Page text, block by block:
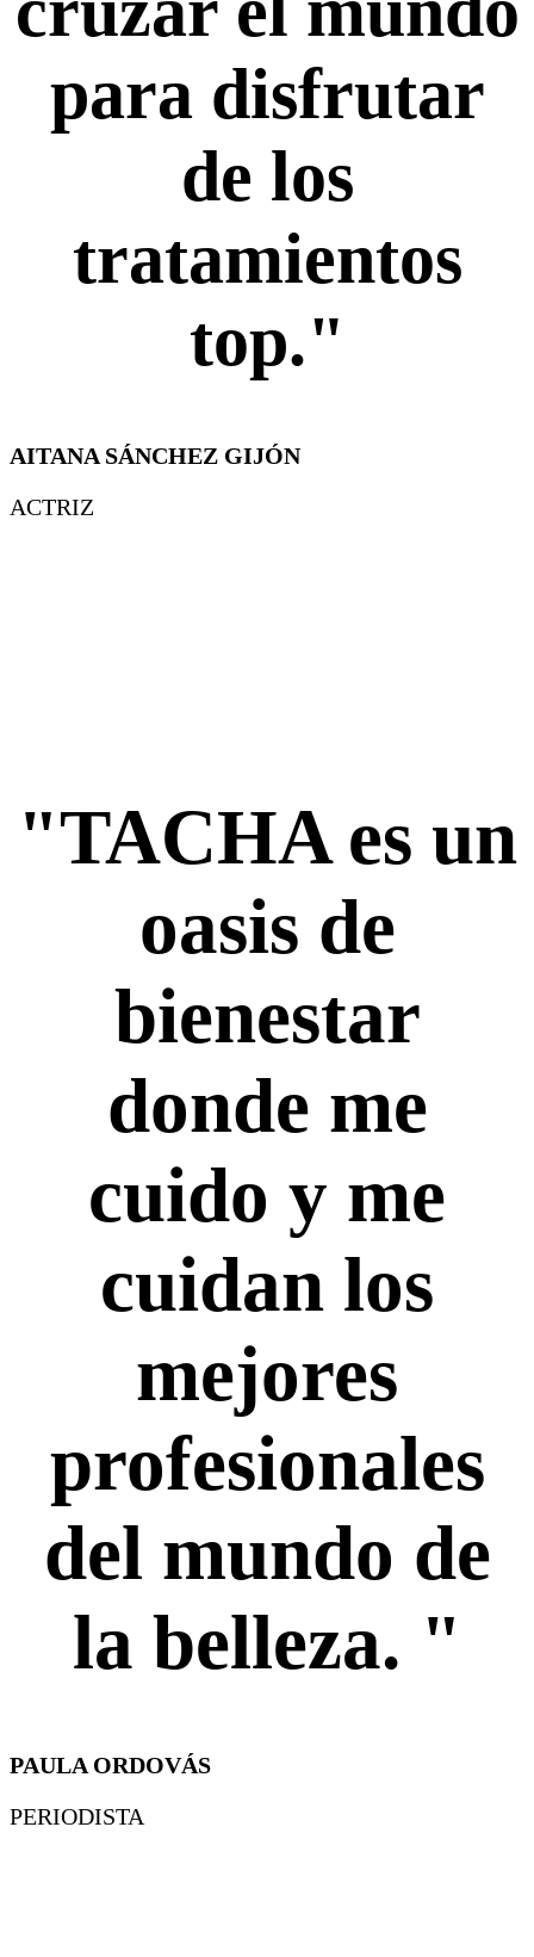
para disfrutar
de los
tratamientos
top."
AITANA SÁNCHEZ GIJÓN
ACTRIZ
"TACHA es un
oasis de
bienestar
donde me
cuido y me
cuidan los
mejores
profesionales
del mundo de
la belleza. "
PAULA ORDOVÁS
PERIODISTA